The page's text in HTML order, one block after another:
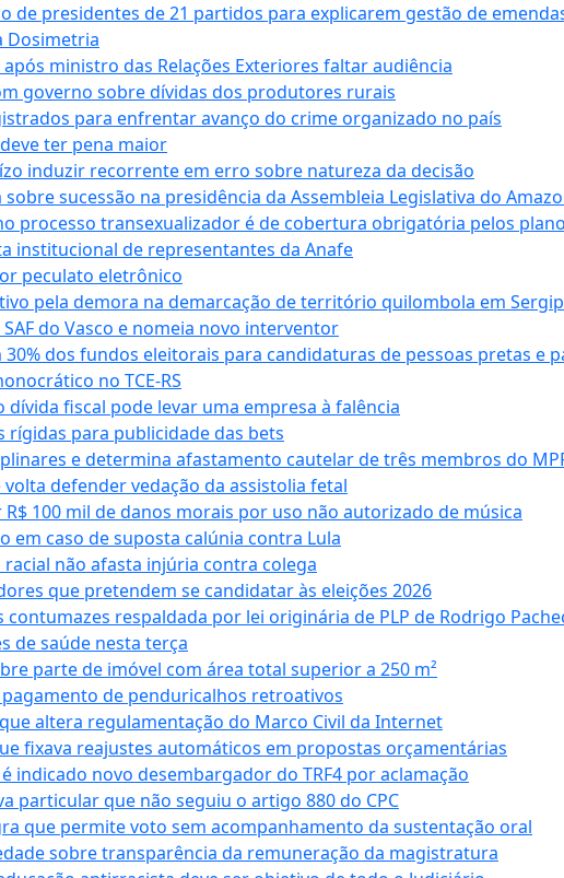
de presidentes de 21 partidos para explicarem gestão de
Dosimetria
ministro das Relações Exteriores faltar audiência
governo sobre dívidas dos produtores rurais
para enfrentar avanço do crime organizado no país
ter pena maior
induzir recorrente em erro sobre natureza da decisão
sucessão na presidência da Assembleia Legislativa do
processo transexualizador é de cobertura obrigatória pelos
institucional de representantes da Anafe
peculato eletrônico
pela demora na demarcação de território quilombola em
do Vasco e nomeia novo interventor
dos fundos eleitorais para candidaturas de pessoas pretas e
no TCE-RS
fiscal pode levar uma empresa à falência
para publicidade das bets
e determina afastamento cautelar de três membros do
defender vedação da assistolia fetal
100 mil de danos morais por uso não autorizado de música
em caso de suposta calúnia contra Lula
não afasta injúria contra colega
que pretendem se candidatar às eleições 2026
contumazes respaldada por lei originária de PLP de Rodrigo
de saúde nesta terça
parte de imóvel com área total superior a 250 m²
de penduricalhos retroativos
altera regulamentação do Marco Civil da Internet
fixava reajustes automáticos em propostas orçamentárias
indicado novo desembargador do TRF4 por aclamação
particular que não seguiu o artigo 880 do CPC
que permite voto sem acompanhamento da sustentação oral
sobre transparência da remuneração da magistratura